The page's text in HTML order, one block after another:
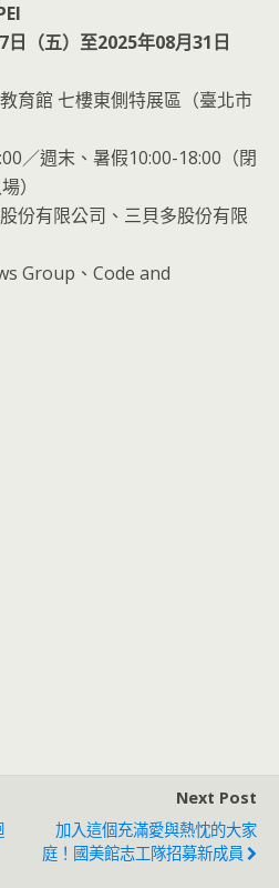
（五）至2025年08月31日
育館 七樓東側特展區（臺北市
／週末、暑假10:00-18:00（閉
）
份有限公司、三貝多股份有限
Group、Code and
Next Post
加入這個充滿愛與熱忱的大家
庭！國美館志工隊招募新成員